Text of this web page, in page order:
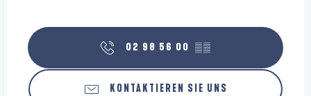
02 98 56 00 ▒▒
KONTAKTIEREN SIE UNS